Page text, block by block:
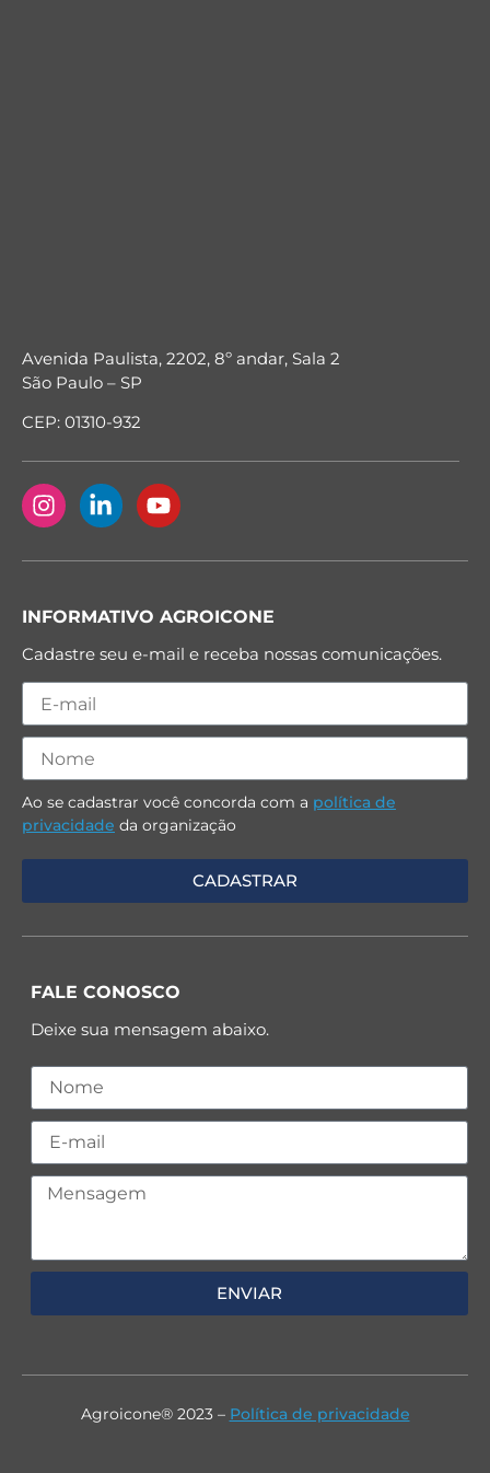
Avenida Paulista, 2202, 8º andar, Sala 2
São Paulo – SP
CEP: 01310-932
INFORMATIVO AGROICONE
Cadastre seu e-mail e receba nossas comunicações.
Ao se cadastrar você concorda com a política de
privacidade da organização
FALE CONOSCO
Deixe sua mensagem abaixo.
ENVIAR
Agroicone® 2023 – Política de privacidade